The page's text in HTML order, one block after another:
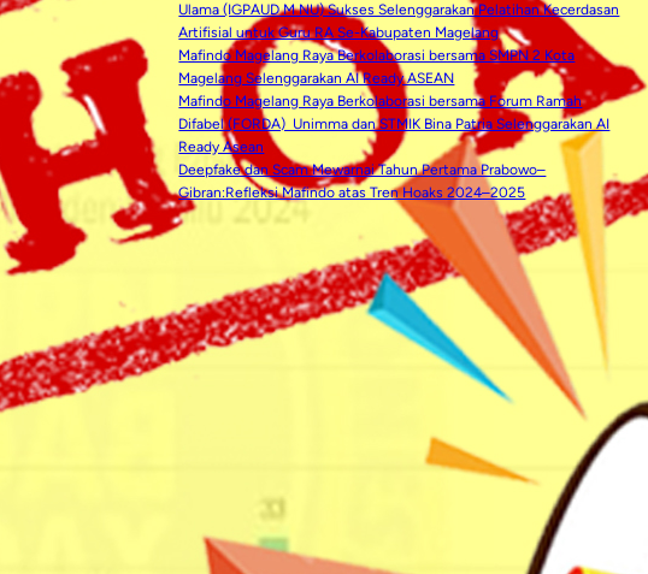
Ulama (IGPAUD M NU) Sukses Selenggarakan Pelatihan Kecerdasan
Artifisial untuk Guru RA Se-Kabupaten Magelang
Mafindo Magelang Raya Berkolaborasi bersama SMPN 2 Kota
Magelang Selenggarakan AI Ready ASEAN
Mafindo Magelang Raya Berkolaborasi bersama Forum Ramah
Difabel (FORDA) Unimma dan STMIK Bina Patria Selenggarakan AI
Ready Asean
Deepfake dan Scam Mewarnai Tahun Pertama Prabowo–
Gibran:Refleksi Mafindo atas Tren Hoaks 2024–2025